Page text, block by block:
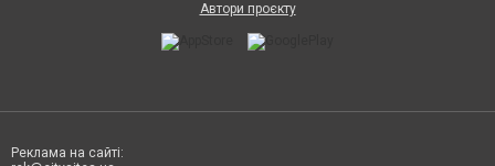
Автори проєкту
Реклама на сайті: